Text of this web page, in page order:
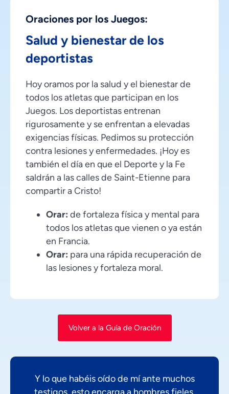
Oraciones por los Juegos:
Salud y bienestar de los
deportistas
Hoy oramos por la salud y el bienestar de
todos los atletas que participan en los
Juegos. Los deportistas entrenan
rigurosamente y se enfrentan a elevadas
exigencias físicas. Pedimos su protección
contra lesiones y enfermedades. ¡Hoy es
también el día en que el Deporte y la Fe
saldrán a las calles de Saint-Etienne para
compartir a Cristo!
Orar: de fortaleza física y mental para
todos los atletas que vienen o ya están
en Francia.
Orar: para una rápida recuperación de
las lesiones y fortaleza moral.
Volver a la Guía de Oración
Y lo que habéis oído de mí ante muchos
testigos, esto encarga a hombres fieles,